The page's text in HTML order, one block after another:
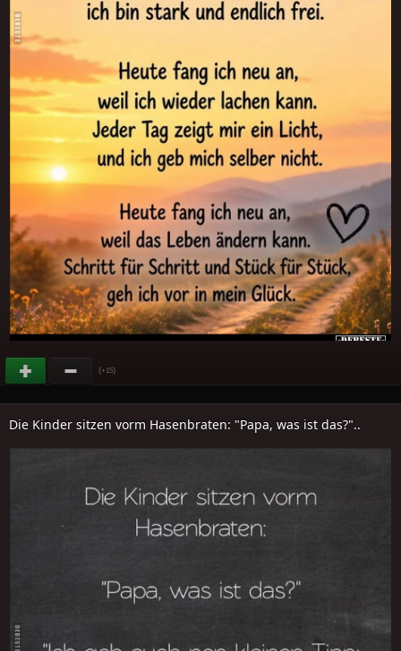
(+15)
Die Kinder sitzen vorm Hasenbraten: "Papa, was ist das?"..